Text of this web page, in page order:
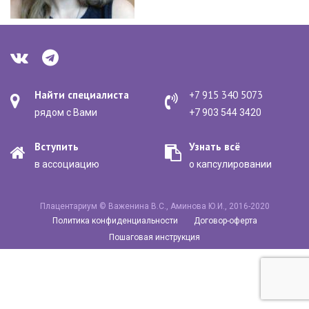
+7 915 340 5073
+7 903 544 3420
Найти специалиста
рядом с Вами
Узнать всё
о капсулировании
Вступить
в ассоциацию
Плацентариум © Важенина В.С., Аминова Ю.И., 2016-2020
Политика конфиденциальности
Договор-оферта
Пошаговая инструкция